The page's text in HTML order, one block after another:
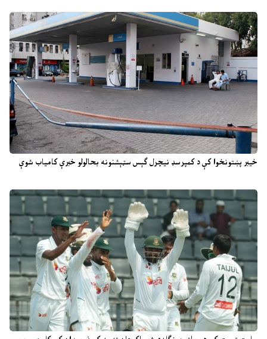
خیبر پښتونخوا کې د کمپرسډ نیچرل ګېس سټېشنونه بحالولو خبرې کامیاب شوې